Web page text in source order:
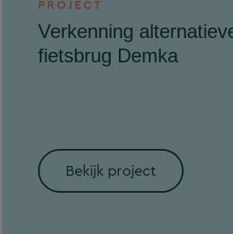
PROJECT
Verkenning
fietsbrug Demka
Bekijk project